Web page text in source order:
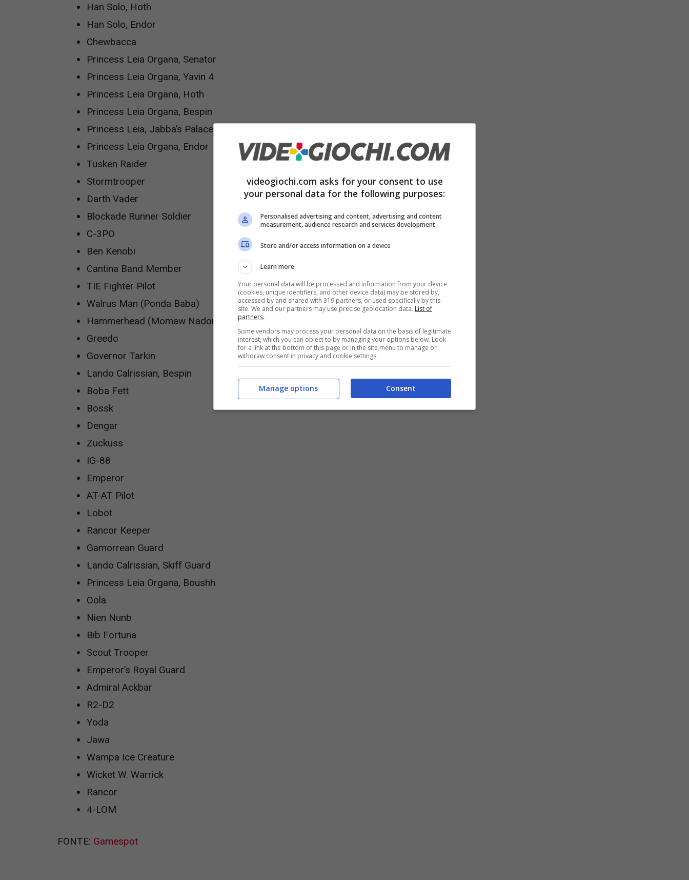
Han Solo, Hoth
Han Solo, Endor
Chewbacca
Princess Leia Organa, Senator
Princess Leia Organa, Yavin 4
Princess Leia Organa, Hoth
Princess Leia Organa, Bespin
Princess Leia, Jabba’s Palace
Princess Leia Organa, Endor
Tusken Raider
Stormtrooper
Darth Vader
Blockade Runner Soldier
C-3PO
Ben Kenobi
Cantina Band Member
TIE Fighter Pilot
Walrus Man (Ponda Baba)
Hammerhead (Momaw Nadon)
Greedo
Governor Tarkin
Lando Calrissian, Bespin
Boba Fett
Bossk
Dengar
Zuckuss
IG-88
Emperor
AT-AT Pilot
Lobot
Rancor Keeper
Gamorrean Guard
Lando Calrissian, Skiff Guard
Princess Leia Organa, Boushh
Oola
Nien Nunb
Bib Fortuna
Scout Trooper
Emperor’s Royal Guard
Admiral Ackbar
R2-D2
Yoda
Jawa
Wampa Ice Creature
Wicket W. Warrick
Rancor
4-LOM
FONTE: Gamespot
videogiochi.com asks for your consent to use
your personal data for the following purposes:
Personalised advertising and content, advertising and content
measurement, audience research and services development
Store and/or access information on a device
Learn more
Your personal data will be processed and information from your device
(cookies, unique identifiers, and other device data) may be stored by,
accessed by and shared with 319 partners, or used specifically by this
site. We and our partners may use precise geolocation data. List of
partners.
Some vendors may process your personal data on the basis of legitimate
interest, which you can object to by managing your options below. Look
for a link at the bottom of this page or in the site menu to manage or
withdraw consent in privacy and cookie settings.
Consent
Manage options